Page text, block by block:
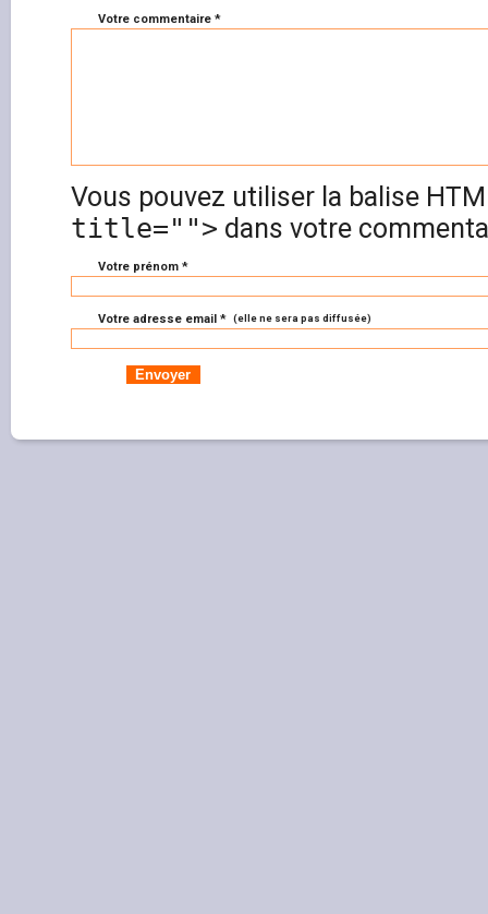
Votre commentaire *
Vous pouvez utiliser la balise
title=""> dans votre
Votre prénom *
Votre adresse email * (elle ne sera pas diffusée)